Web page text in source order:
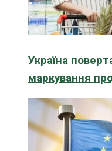
Україна
маркування